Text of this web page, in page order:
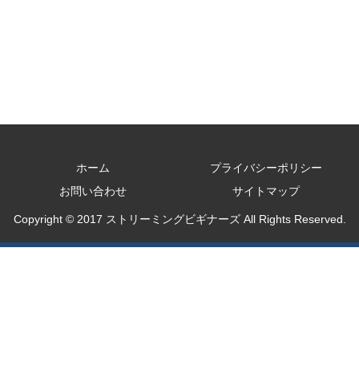
ホーム
プライバシーポリシー
お問い合わせ
サイトマップ
Copyright © 2017 ストリーミングビギナーズ All Rights Reserved.